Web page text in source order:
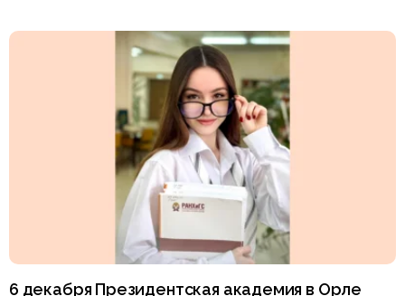
6 декабря Президентская академия в Орле